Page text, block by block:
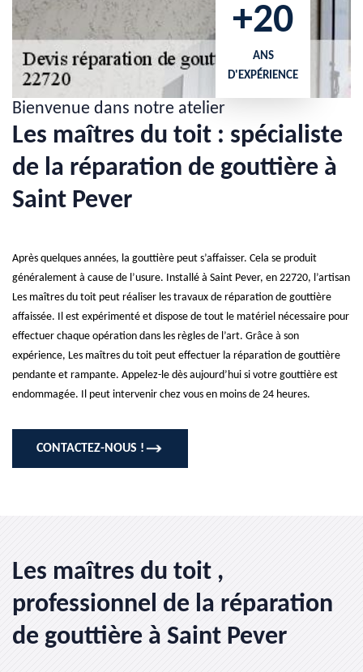
+20
ANS
D'EXPÉRIENCE
Bienvenue dans notre atelier
Les maîtres du toit : spécialiste
de la réparation de gouttière à
Saint Pever
Après quelques années, la gouttière peut s’affaisser. Cela se produit
généralement à cause de l’usure. Installé à Saint Pever, en 22720, l’artisan
Les maîtres du toit peut réaliser les travaux de réparation de gouttière
affaissée. Il est expérimenté et dispose de tout le matériel nécessaire pour
effectuer chaque opération dans les règles de l’art. Grâce à son
expérience, Les maîtres du toit peut effectuer la réparation de gouttière
pendante et rampante. Appelez-le dès aujourd’hui si votre gouttière est
endommagée. Il peut intervenir chez vous en moins de 24 heures.
CONTACTEZ-NOUS !
Les maîtres du toit ,
professionnel de la réparation
de gouttière à Saint Pever